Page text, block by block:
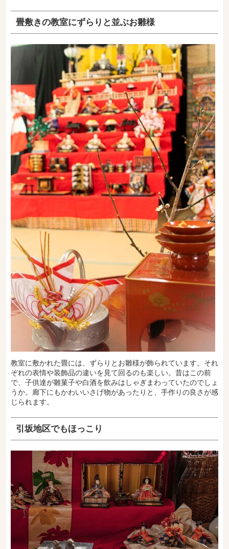
畳敷きの教室にずらりと並ぶお雛様
教室に敷かれた畳には、ずらりとお雛様が飾られています。それ
ぞれの表情や装飾品の違いを見て回るのも楽しい。昔はこの前
で、子供達が雛菓子や白酒を飲みはしゃぎまわっていたのでしょ
うか。廊下にもかわいいさげ物があったりと、手作りの良さが感
じられます。
引坂地区でもほっこり